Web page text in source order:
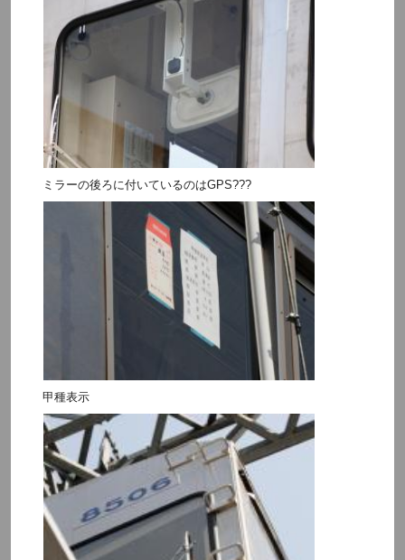
ミラーの後ろに付いているのはGPS???
甲種表示